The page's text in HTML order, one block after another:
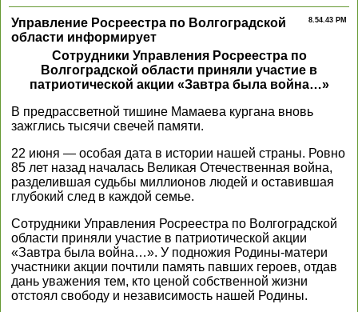
8.54.43 PM
Управление Росреестра по Волгоградской
области информирует
Сотрудники Управления Росреестра по
Волгоградской области приняли участие в
патриотической акции «Завтра была война…»
В предрассветной тишине Мамаева кургана вновь
зажглись тысячи свечей памяти.
22 июня — особая дата в истории нашей страны. Ровно
85 лет назад началась Великая Отечественная война,
разделившая судьбы миллионов людей и оставившая
глубокий след в каждой семье.
Сотрудники Управления Росреестра по Волгоградской
области приняли участие в патриотической акции
«Завтра была война…». У подножия Родины-матери
участники акции почтили память павших героев, отдав
дань уважения тем, кто ценой собственной жизни
отстоял свободу и независимость нашей Родины.